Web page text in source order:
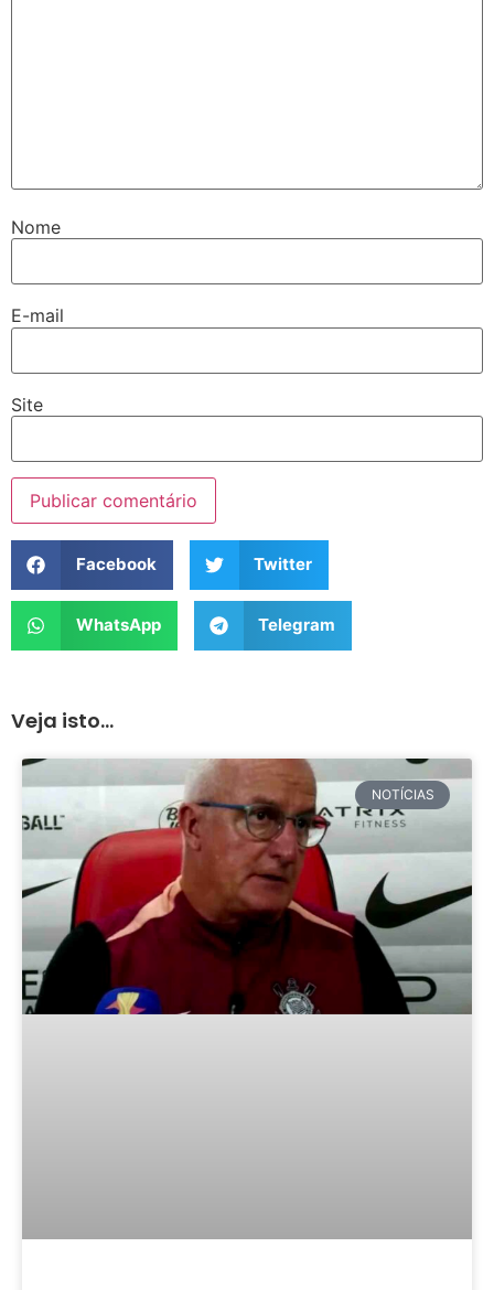
Nome
E-mail
Site
Facebook Twitter
WhatsApp Telegram
Veja isto...
NOTÍCIAS